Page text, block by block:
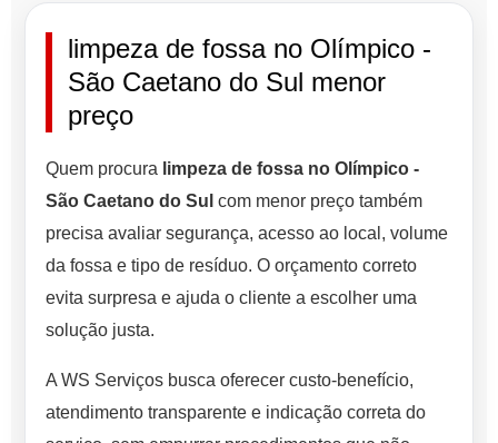
limpeza de fossa no Olímpico -
São Caetano do Sul menor
preço
Quem procura limpeza de fossa no Olímpico -
São Caetano do Sul com menor preço também
precisa avaliar segurança, acesso ao local, volume
da fossa e tipo de resíduo. O orçamento correto
evita surpresa e ajuda o cliente a escolher uma
solução justa.
A WS Serviços busca oferecer custo-benefício,
atendimento transparente e indicação correta do